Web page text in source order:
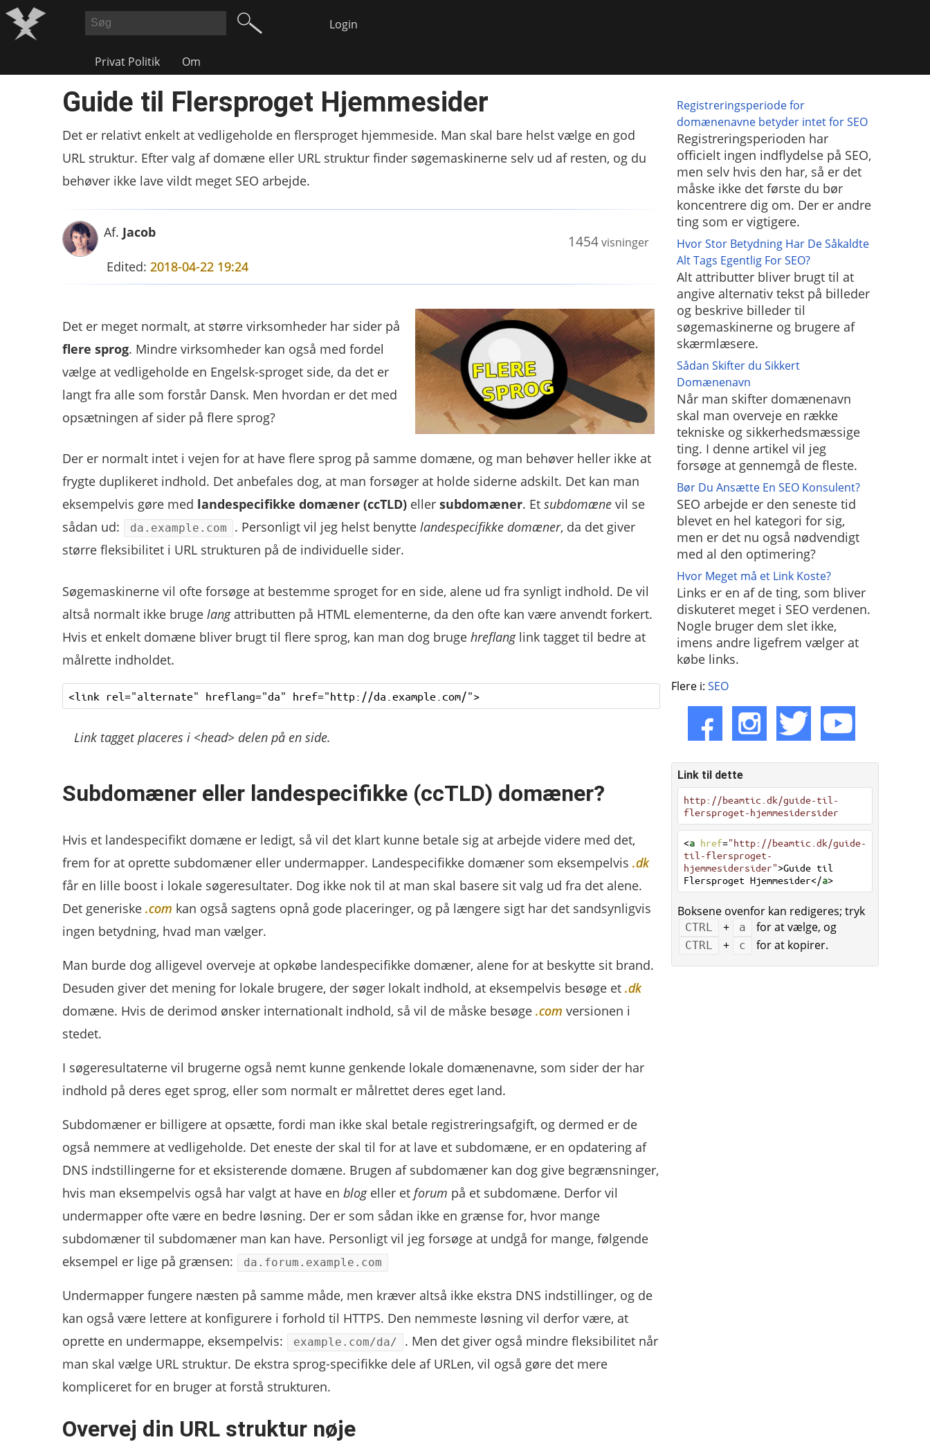
Login
Privat Politik Om
Guide til Flersproget Hjemmesider
Det er relativt enkelt at vedligeholde en flersproget hjemmeside. Man skal bare helst vælge en god
URL struktur. Efter valg af domæne eller URL struktur finder søgemaskinerne selv ud af resten, og du
behøver ikke lave vildt meget SEO arbejde.
1454visninger
Af. Jacob
Edited: 2018-04-22 19:24
Det er meget normalt, at større virksomheder har sider på
flere sprog. Mindre virksomheder kan også med fordel
vælge at vedligeholde en Engelsk-sproget side, da det er
langt fra alle som forstår Dansk. Men hvordan er det med
opsætningen af sider på flere sprog?
Der er normalt intet i vejen for at have flere sprog på samme domæne, og man behøver heller ikke at
frygte duplikeret indhold. Det anbefales dog, at man forsøger at holde siderne adskilt. Det kan man
eksempelvis gøre med landespecifikke domæner (ccTLD)eller subdomæner. Et subdomænevil se
sådan ud:
da.example.com . Personligt vil jeg helst benytte landespecifikke domæner, da det giver
større fleksibilitet i URL strukturen på de individuelle sider.
Søgemaskinerne vil ofte forsøge at bestemme sproget for en side, alene ud fra synligt indhold. De vil
altså normalt ikke bruge langattributten på HTML elementerne, da den ofte kan være anvendt forkert.
Hvis et enkelt domæne bliver brugt til flere sprog, kan man dog bruge hreflanglink tagget til bedre at
målrette indholdet.
<link rel="alternate" hreflang="da" href="http://da.example.com/">
Link tagget placeres i <head> delen på en side.
Subdomæner eller landespecifikke (ccTLD) domæner?
Hvis et landespecifikt domæne er ledigt, så vil det klart kunne betale sig at arbejde videre med det,
frem for at oprette subdomæner eller undermapper. Landespecifikke domæner som eksempelvis .dk
får en lille boost i lokale søgeresultater. Dog ikke nok til at man skal basere sit valg ud fra det alene.
Det generiske .comkan også sagtens opnå gode placeringer, og på længere sigt har det sandsynligvis
ingen betydning, hvad man vælger.
Man burde dog alligevel overveje at opkøbe landespecifikke domæner, alene for at beskytte sit brand.
Desuden giver det mening for lokale brugere, der søger lokalt indhold, at eksempelvis besøge et .dk
domæne. Hvis de derimod ønsker internationalt indhold, så vil de måske besøge .comversionen i
stedet.
I søgeresultaterne vil brugerne også nemt kunne genkende lokale domænenavne, som sider der har
indhold på deres eget sprog, eller som normalt er målrettet deres eget land.
Subdomæner er billigere at opsætte, fordi man ikke skal betale registreringsafgift, og dermed er de
også nemmere at vedligeholde. Det eneste der skal til for at lave et subdomæne, er en opdatering af
DNS indstillingerne for et eksisterende domæne. Brugen af subdomæner kan dog give begrænsninger,
hvis man eksempelvis også har valgt at have en blogeller et forum på et subdomæne. Derfor vil
undermapper ofte være en bedre løsning. Der er som sådan ikke en grænse for, hvor mange
subdomæner til subdomæner man kan have. Personligt vil jeg forsøge at undgå for mange, følgende
eksempel er lige på grænsen:
da.forum.example.com
Undermapper fungere næsten på samme måde, men kræver altså ikke ekstra DNS indstillinger, og de
kan også være lettere at konfigurere i forhold til HTTPS. Den nemmeste løsning vil derfor være, at
oprette en undermappe, eksempelvis:
example.com/da/
. Men det giver også mindre fleksibilitet når
man skal vælge URL struktur. De ekstra sprog-specifikke dele af URLen, vil også gøre det mere
kompliceret for en bruger at forstå strukturen.
Overvej din URL struktur nøje
Registreringsperiode for
domænenavne betyder intet for SEO
Registreringsperioden har
officielt ingen indflydelse på SEO,
men selv hvis den har, så er det
måske ikke det første du bør
koncentrere dig om. Der er andre
ting som er vigtigere.
Hvor Stor Betydning Har De Såkaldte
Alt Tags Egentlig For SEO?
Alt attributter bliver brugt til at
angive alternativ tekst på billeder
og beskrive billeder til
søgemaskinerne og brugere af
skærmlæsere.
Sådan Skifter du Sikkert
Domænenavn
Når man skifter domænenavn
skal man overveje en række
tekniske og sikkerhedsmæssige
ting. I denne artikel vil jeg
forsøge at gennemgå de fleste.
Bør Du Ansætte En SEO Konsulent?
SEO arbejde er den seneste tid
blevet en hel kategori for sig,
men er det nu også nødvendigt
med al den optimering?
Hvor Meget må et Link Koste?
Links er en af de ting, som bliver
diskuteret meget i SEO verdenen.
Nogle bruger dem slet ikke,
imens andre ligefrem vælger at
købe links.
Flere i:SEO
Link til dette
http://beamtic.dk/guide-til-
flersproget-hjemmesidersider
<a href="http://beamtic.dk/guide-
til-flersproget-
hjemmesidersider">Guide til
Flersproget Hjemmesider</a>
Boksene ovenfor kan redigeres; tryk
CTRL + a for at vælge, og
CTRL + c for at kopirer.